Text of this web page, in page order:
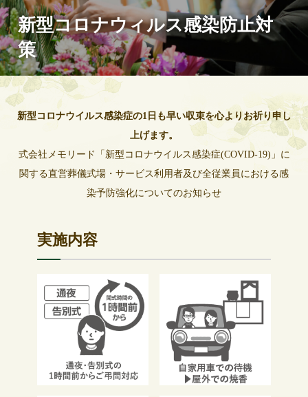
新型コロナウィルス感染防止対
策
新型コロナウイルス感染症の1日も早い収束を心よりお祈り申し
上げます。
式会社メモリード「新型コロナウイルス感染症(COVID-19)」に
関する直営葬儀式場・サービス利用者及び全従業員における感
染予防強化についてのお知らせ
実施内容